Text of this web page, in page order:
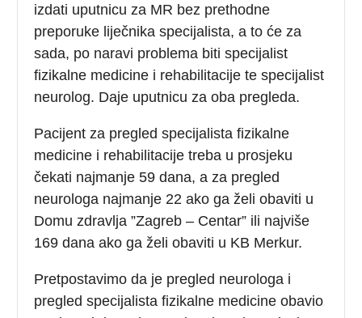
izdati uputnicu za MR bez prethodne
preporuke liječnika specijalista, a to će za
sada, po naravi problema biti specijalist
fizikalne medicine i rehabilitacije te specijalist
neurolog. Daje uputnicu za oba pregleda.
Pacijent za pregled specijalista fizikalne
medicine i rehabilitacije treba u prosjeku
čekati najmanje 59 dana, a za pregled
neurologa najmanje 22 ako ga želi obaviti u
Domu zdravlja ”Zagreb – Centar” ili najviše
169 dana ako ga želi obaviti u KB Merkur.
Pretpostavimo da je pregled neurologa i
pregled specijalista fizikalne medicine obavio